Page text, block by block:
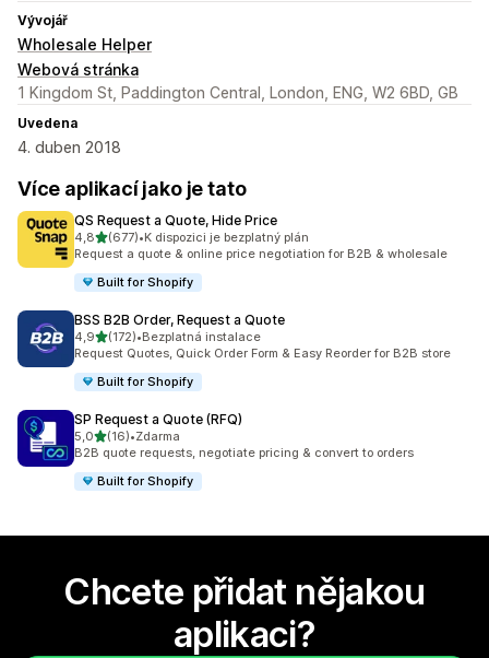
Vývojář
Wholesale Helper
Webová stránka
1 Kingdom St, Paddington Central, London, ENG, W2 6BD, GB
Uvedena
4. duben 2018
Více aplikací jako je tato
QS Request a Quote, Hide Price
4,8z 5 hvězd
(677)
Celkový počet recenzí: 677
•K dispozici je bezplatný plán
Request a quote & online price negotiation for B2B & wholesale
Built for Shopify
BSS B2B Order, Request a Quote
4,9z 5 hvězd
(172)
Celkový počet recenzí: 172
•Bezplatná instalace
Request Quotes, Quick Order Form & Easy Reorder for B2B store
Built for Shopify
SP Request a Quote (RFQ)
5,0z 5 hvězd
(16)
Celkový počet recenzí: 16
•Zdarma
B2B quote requests, negotiate pricing & convert to orders
Built for Shopify
Chcete přidat nějakou
aplikaci?